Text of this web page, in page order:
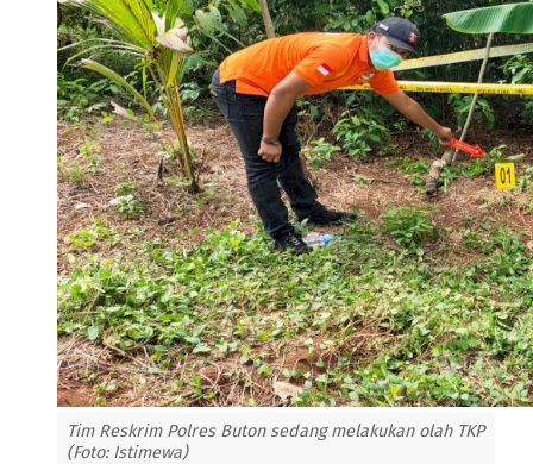
Tim Reskrim Polres Buton sedang melakukan olah TKP
(Foto: Istimewa)